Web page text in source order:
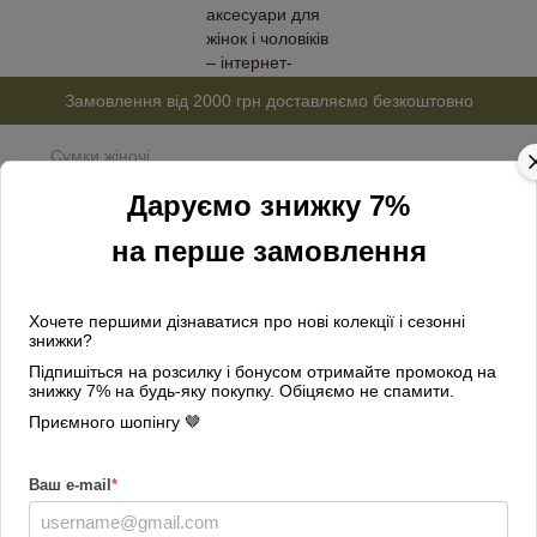
Даруємо знижку 7%
на перше замовлення
Хочете першими дізнаватися про нові колекції і сезонні
знижки?
Підпишіться на розсилку і бонусом отримайте промокод на
знижку 7% на будь-яку покупку. Обіцяємо не спамити.
Приємного шопінгу 🤎
Ваш e-mail *
Замовлення від 2000 грн доставляємо безкоштовно
Сумки жіночі
Сумка шкіряна жіноча Україна
Клатчі Крос-боді Сумки-багет
Бананки жіночі
Сумки для ноутбуків
Країна-виробник Україна